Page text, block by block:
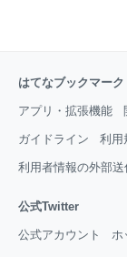
はてなブックマーク
アプリ・拡張機能
ガイドライン 利用
利用者情報の外部送
公式Twitter
公式アカウント ホ